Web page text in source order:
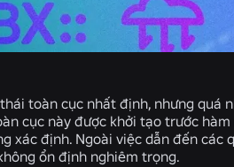
toàn cục nhất định, nhưng quá
cục này được khởi tạo trước
xác định. Ngoài việc dẫn đến các
ổn định nghiêm trọng.